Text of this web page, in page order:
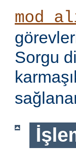
Sorgu